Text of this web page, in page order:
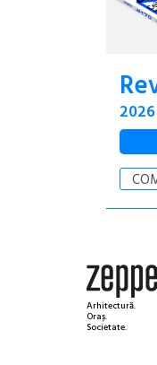
2026
Arhitectură.
Oraș.
Societate.